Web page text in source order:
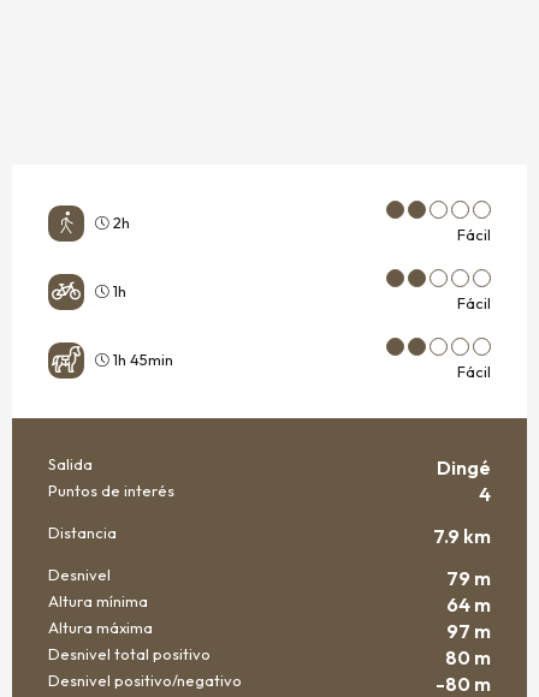
2h
Fácil
1h
Fácil
1h 45min
Fácil
INFORMACIÓN PRÁCTICA
Salida Dingé
Puntos de interés 4
Distancia 7.9 km
Desnivel 79 m
Altura mínima 64 m
Altura máxima 97 m
Desnivel total positivo 80 m
Desnivel positivo/negativo
-80 m